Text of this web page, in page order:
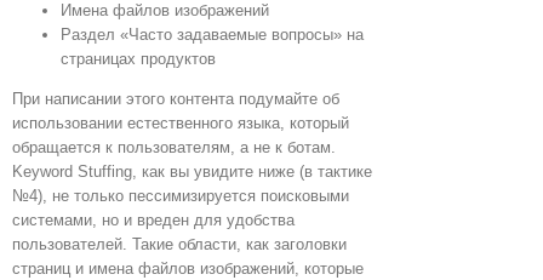
Имена файлов изображений
Раздел «Часто задаваемые вопросы» на
страницах продуктов
При написании этого контента подумайте об
использовании естественного языка, который
обращается к пользователям, а не к ботам.
Keyword Stuffing, как вы увидите ниже (в тактике
№4), не только пессимизируется поисковыми
системами, но и вреден для удобства
пользователей. Такие области, как заголовки
страниц и имена файлов изображений, которые